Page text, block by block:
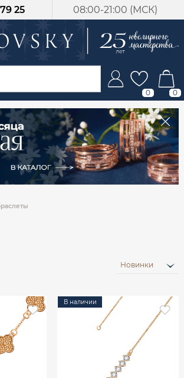
08:00-21:00 (МСК)
25
0 0
Новинки
В наличии
от 15 дней с